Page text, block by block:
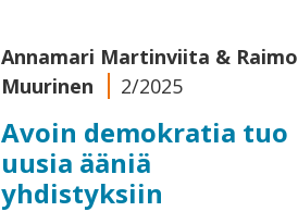
Annamari Martinviita & Raimo
Muurinen
2/2025
Avoin demokratia tuo
uusia ääniä
yhdistyksiin